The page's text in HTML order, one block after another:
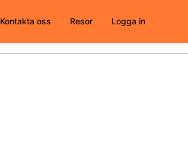
Kontakta oss Resor Logga in